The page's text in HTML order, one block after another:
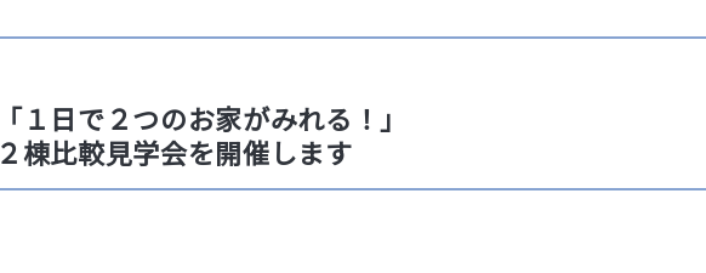
「１日で２つのお家がみれる！」
２棟比較見学会を開催します